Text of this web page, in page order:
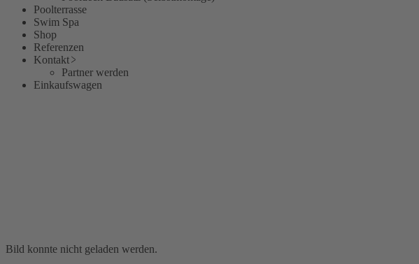
Poolterrasse
Swim Spa
Shop
Referenzen
Kontakt
Partner werden
Einkaufswagen
Bild konnte nicht geladen werden.